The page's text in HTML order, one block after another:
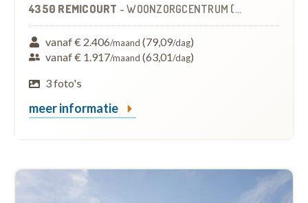
4350 REMICOURT -WOONZORGCENTRUM (WZC)
vanaf € 2.406/maand (79,09/dag)
vanaf € 1.917/maand (63,01/dag)
3 foto's
meer informatie